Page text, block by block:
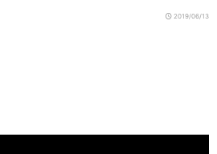
2019/06/13